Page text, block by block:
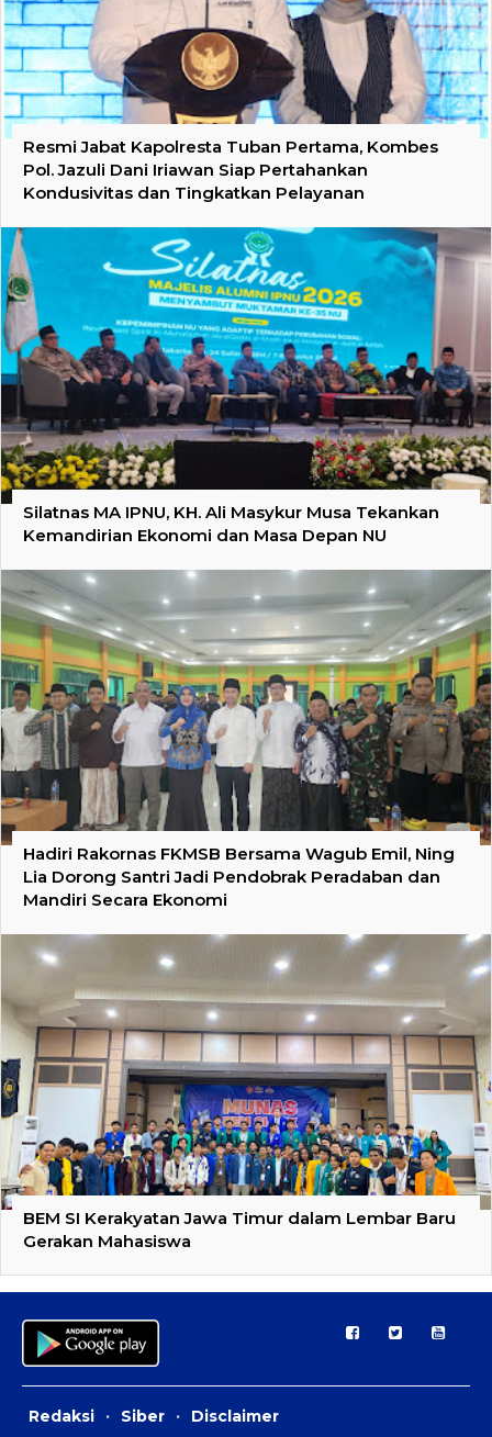
Resmi Jabat Kapolresta Tuban Pertama, Kombes
Pol. Jazuli Dani Iriawan Siap Pertahankan
Kondusivitas dan Tingkatkan Pelayanan
Silatnas MA IPNU, KH. Ali Masykur Musa Tekankan
Kemandirian Ekonomi dan Masa Depan NU
Hadiri Rakornas FKMSB Bersama Wagub Emil, Ning
Lia Dorong Santri Jadi Pendobrak Peradaban dan
Mandiri Secara Ekonomi
BEM SI Kerakyatan Jawa Timur dalam Lembar Baru
Gerakan Mahasiswa
Redaksi · Siber · Disclaimer